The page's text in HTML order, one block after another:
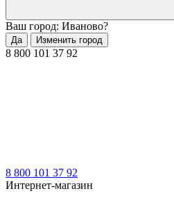
Ваш город: Иваново?
Да Изменить город
8 800 101 37 92
8 800 101 37 92
Интернет-магазин